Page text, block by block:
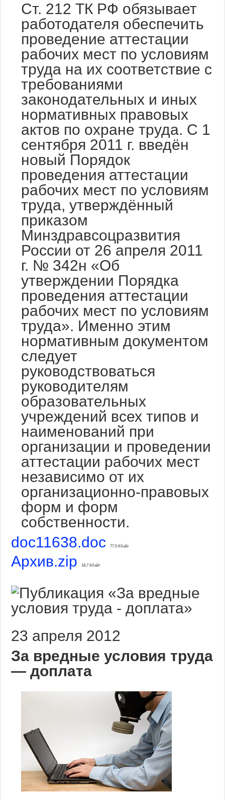
Ст. 212 ТК РФ обязывает
работодателя обеспечить
проведение аттестации
рабочих мест по условиям
труда на их соответствие с
требованиями
законодательных и иных
нормативных правовых
актов по охране труда. С 1
сентября 2011 г. введён
новый Порядок
проведения аттестации
рабочих мест по условиям
труда, утверждённый
приказом
Минздравсоцразвития
России от 26 апреля 2011
г. № 342н «Об
утверждении Порядка
проведения аттестации
рабочих мест по условиям
труда». Именно этим
нормативным документом
следует
руководствоваться
руководителям
образовательных
учреждений всех типов и
наименований при
организации и проведении
аттестации рабочих мест
независимо от их
организационно-правовых
форм и форм
собственности.
doc11638.doc
77,5 Кбайт
Архив.zip 18,7 Кбайт
23 апреля 2012
За вредные условия труда
— доплата